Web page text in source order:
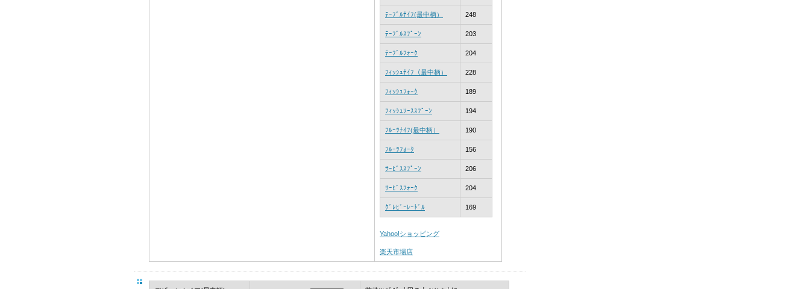
ﾃｰﾌﾞﾙﾅｲﾌ(最中柄） 248
ﾃｰﾌﾞﾙｽﾌﾟｰﾝ 203
ﾃｰﾌﾞﾙﾌｫｰｸ 204
ﾌｨｯｼｭﾅｲﾌ（最中柄） 228
ﾌｨｯｼｭﾌｫｰｸ 189
ﾌｨｯｼｭｿｰｽｽﾌﾟｰﾝ 194
ﾌﾙｰﾂﾅｲﾌ(最中柄） 190
ﾌﾙｰﾂﾌｫｰｸ 156
ｻｰﾋﾞｽｽﾌﾟｰﾝ 206
ｻｰﾋﾞｽﾌｫｰｸ 204
ｸﾞﾚﾋﾞｰﾚｰﾄﾞﾙ 169
Yahoo!ショッピング
楽天市場店